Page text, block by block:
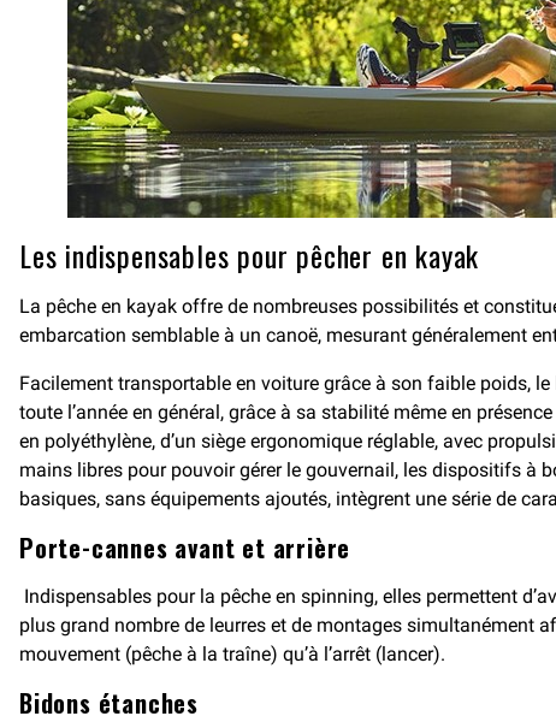
Les indispensables pour pêcher en kayak
La pêche en kayak offre de nombreuses possibilités et
embarcation semblable à un canoë, mesurant généralement
Facilement transportable en voiture grâce à son faible poids,
toute l’année en général, grâce à sa stabilité même en
en polyéthylène, d’un siège ergonomique réglable, avec
mains libres pour pouvoir gérer le gouvernail, les dispositifs à
basiques, sans équipements ajoutés, intègrent une série de
Porte-cannes avant et arrière
Indispensables pour la pêche en spinning, elles permettent
plus grand nombre de leurres et de montages simultanément
mouvement (pêche à la traîne) qu’à l’arrêt (lancer).
Bidons étanches